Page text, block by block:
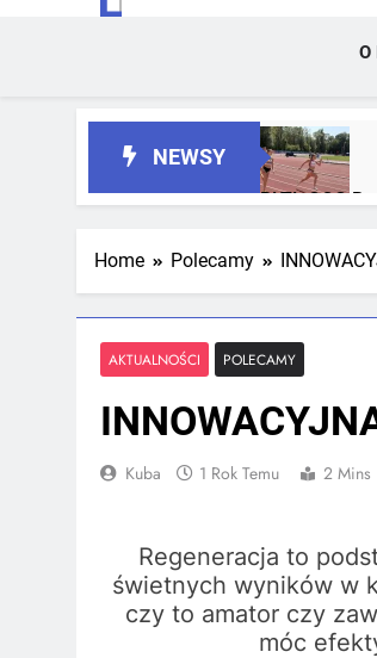
O
NEWSY
RLTL GGG
RLTL GGG
4 Tygodnie Temu
Home Polecamy
AKTUALNOŚCI POLECAMY
Kuba 1 Rok Temu 2 Mins
Regeneracja to
świetnych wyników w
czy to amator czy
móc